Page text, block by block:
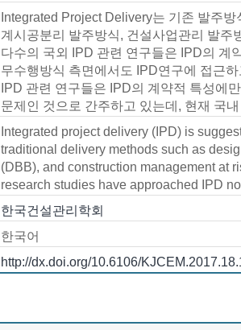
Integrated Project Delivery는 기존 발주
계시공분리 발주방식, 건설사업관리 발주
다수의 국외 IPD 관련 연구들은 IPD의 계
무수행방식 측면에서도 IPD연구에 접근
IPD 관련 연구들은 IPD의 계약적 특성에
문제인 것으로 간주하고 있는데, 현재 국
Integrated project delivery (IPD) is
traditional delivery methods such as
(DBB), and construction management at
research studies have approached IPD
한국건설관리학회
한국어
http://dx.doi.org/10.6106/